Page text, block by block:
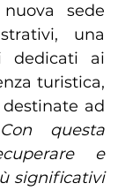
sede
una
dedicati ai
turistica,
ad
Con questa
e
significativi